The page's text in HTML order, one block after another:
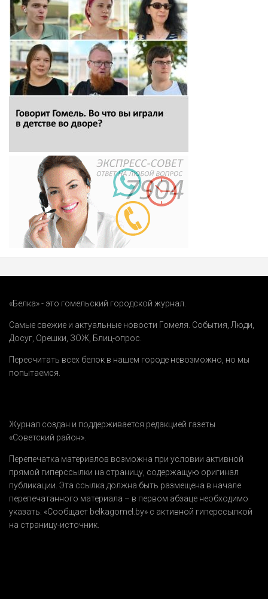
«Белка» - это гомельский городской журнал.
Самые свежие и актуальные новости Гомеля. События Люди
Досуг Орешки ЗОЖ Блиц-опрос
Пересчитать всех белок в нашем городе невозможно, но мы
попытаемся.
Журнал создан и поддерживается редакцией газеты
«Советский район».
Перепечатка материалов возможна при условии активной
прямой гиперссылки на страницу, содержащую оригинал
публикации. Эта ссылка должна быть размещена в начале
перепечатанного материала – в первом абзаце необходимо
указать: «Сообщает belkagomel.by» с активной гиперссылкой
на страницу-источник.